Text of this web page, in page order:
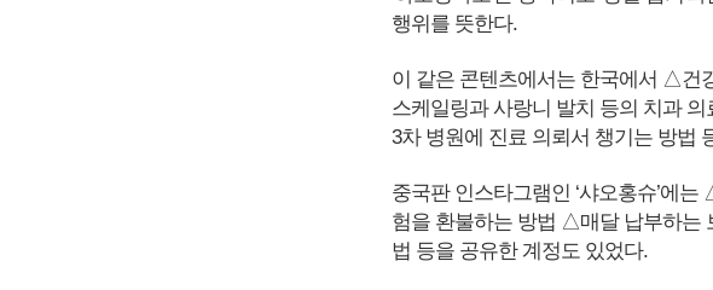
행위를 뜻한다.
이 같은 콘텐츠에서는 한국에서 △건
스케일링과 사랑니 발치 등의 치과
3차 병원에 진료 의뢰서 챙기는 방법
중국판 인스타그램인 ‘샤오홍슈’에
험을 환불하는 방법 △매달 납부하는
법 등을 공유한 계정도 있었다.